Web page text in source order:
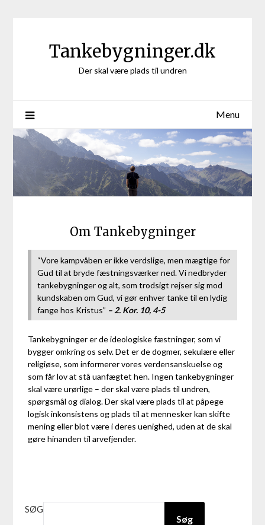
Tankebygninger.dk
Der skal være plads til undren
Menu
Om Tankebygninger
“Vore kampvåben er ikke verdslige, men mægtige for
Gud til at bryde fæstningsværker ned. Vi nedbryder
tankebygninger og alt, som trodsigt rejser sig mod
kundskaben om Gud, vi gør enhver tanke til en lydig
fange hos Kristus” – 2. Kor. 10, 4-5
Tankebygninger er de ideologiske fæstninger, som vi
bygger omkring os selv. Det er de dogmer, sekulære eller
religiøse, som informerer vores verdensanskuelse og
som får lov at stå uanfægtet hen. Ingen tankebygninger
skal være urørlige – der skal være plads til undren,
spørgsmål og dialog. Der skal være plads til at påpege
logisk inkonsistens og plads til at mennesker kan skifte
mening eller blot være i deres uenighed, uden at de skal
gøre hinanden til arvefjender.
SØG
Søg